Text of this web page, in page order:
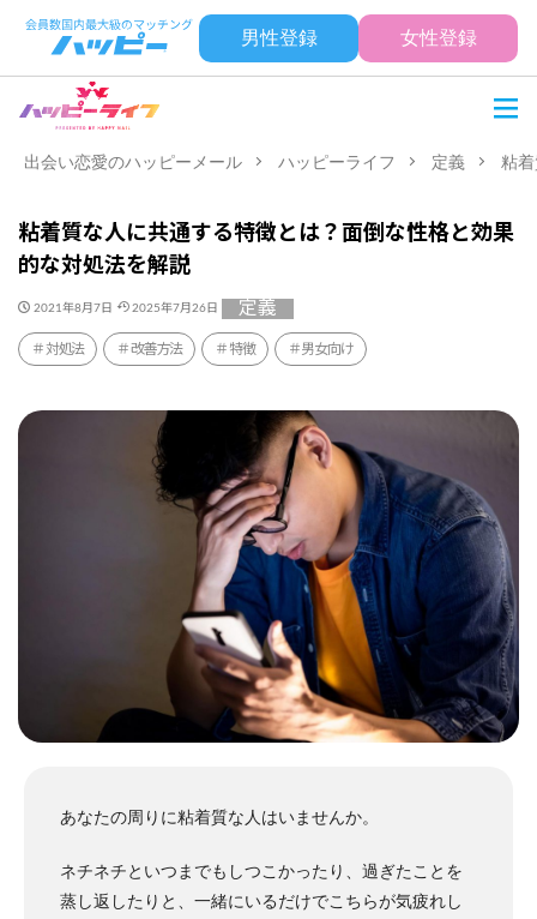
男性登録 女性登録
出会い恋愛のハッピーメール ハッピーライフ 定義 粘
粘着質な人に共通する特徴とは？面倒な性格と効果
的な対処法を解説
2021年8月7日 2025年7月26日 定義
対処法 改善方法 特徴 男女向け
あなたの周りに粘着質な人はいませんか。
ネチネチといつまでもしつこかったり、過ぎたことを
蒸し返したりと、一緒にいるだけでこちらが気疲れし